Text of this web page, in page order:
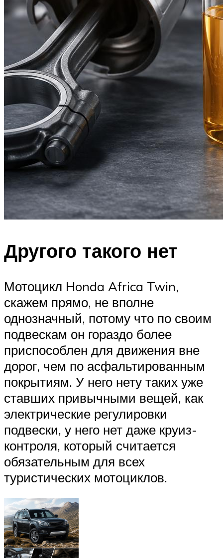
Другого такого нет
Мотоцикл Honda Africa Twin,
скажем прямо, не вполне
однозначный, потому что по своим
подвескам он гораздо более
приспособлен для движения вне
дорог, чем по асфальтированным
покрытиям. У него нету таких уже
ставших привычными вещей, как
электрические регулировки
подвески, у него нет даже круиз-
контроля, который считается
обязательным для всех
туристических мотоциклов.